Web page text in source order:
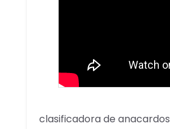
clasificadora de anacardos